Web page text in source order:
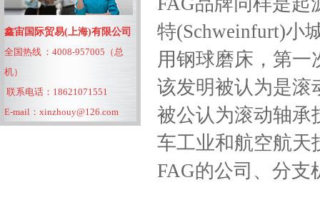
鑫宙国际贸易(上海)有限公司
全国热线 ：4008-957005（总
机）
联系电话：18621071551
E-mail： xinzhouy@126.com
特(Schweinfurt)小
用钢球磨床，第一
该发明被认为是滚
被公认为滚动轴承
车工业和航空航天
FAG的公司、分支